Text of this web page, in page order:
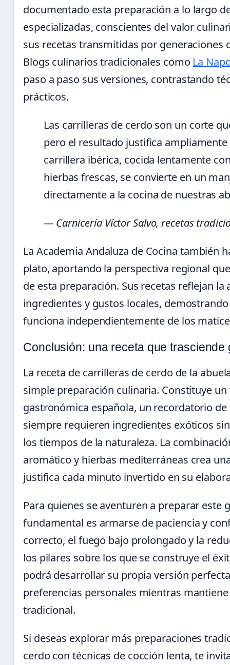
documentado esta preparación a lo largo
especializadas, conscientes del valor
sus recetas transmitidas por generaciones
Blogs culinarios tradicionales como La
paso a paso sus versiones, contrastando
prácticos.
Las carrilleras de cerdo son un corte
pero el resultado justifica ampliamente
carrillera ibérica, cocida lentamente
hierbas frescas, se convierte en un
directamente a la cocina de nuestras
— Carnicería Víctor Salvo, recetas
La Academia Andaluza de Cocina también
plato, aportando la perspectiva regional
de esta preparación. Sus recetas reflejan
ingredientes y gustos locales,
funciona independientemente de los
Conclusión: una receta que trasciende
La receta de carrilleras de cerdo de la
simple preparación culinaria. Constituye
gastronómica española, un recordatorio
siempre requieren ingredientes exóticos
los tiempos de la naturaleza. La
aromático y hierbas mediterráneas crea
justifica cada minuto invertido en su
Para quienes se aventuren a preparar este
fundamental es armarse de paciencia y
correcto, el fuego bajo prolongado y la
los pilares sobre los que se construye el
podrá desarrollar su propia versión
preferencias personales mientras
tradicional.
Si deseas explorar más preparaciones
cerdo con técnicas de cocción lenta, te